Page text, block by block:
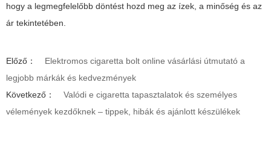
hogy a legmegfelelőbb döntést hozd meg az ízek, a minőség és az
ár tekintetében.
Előző：
Elektromos cigaretta bolt online vásárlási útmutató a
legjobb márkák és kedvezmények
Következő：
Valódi e cigaretta tapasztalatok és személyes
vélemények kezdőknek – tippek, hibák és ajánlott készülékek